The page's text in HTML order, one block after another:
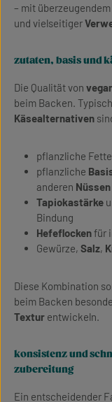
– mit überzeugendem
und vielseitiger
zutaten, basis und
Die Qualität von
beim Backen.
Käsealternativen
pflanzliche
pflanzliche
anderen Nüssen
Tapiokastärke
Bindung
Hefeflockenfür
Gewürze, Salz,
Diese Kombination
beim Backen
Textur entwickeln.
konsistenz und
zubereitung
Ein entscheidender